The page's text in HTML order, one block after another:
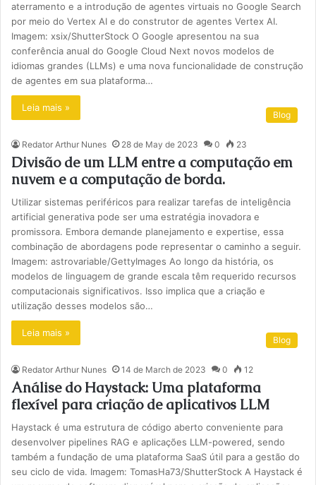
aterramento e a introdução de agentes virtuais no Google Search
por meio do Vertex AI e do construtor de agentes Vertex AI.
Imagem: xsix/ShutterStock O Google apresentou na sua
conferência anual do Google Cloud Next novos modelos de
idiomas grandes (LLMs) e uma nova funcionalidade de construção
de agentes em sua plataforma…
Leia mais »
Blog
Redator Arthur Nunes 28 de May de 2023 0 23
Divisão de um LLM entre a computação em
nuvem e a computação de borda.
Utilizar sistemas periféricos para realizar tarefas de inteligência
artificial generativa pode ser uma estratégia inovadora e
promissora. Embora demande planejamento e expertise, essa
combinação de abordagens pode representar o caminho a seguir.
Imagem: astrovariable/GettyImages Ao longo da história, os
modelos de linguagem de grande escala têm requerido recursos
computacionais significativos. Isso implica que a criação e
utilização desses modelos são…
Leia mais »
Blog
Redator Arthur Nunes 14 de March de 2023 0 12
Análise do Haystack: Uma plataforma
flexível para criação de aplicativos LLM
Haystack é uma estrutura de código aberto conveniente para
desenvolver pipelines RAG e aplicações LLM-powered, sendo
também a fundação de uma plataforma SaaS útil para a gestão do
seu ciclo de vida. Imagem: TomasHa73/ShutterStock A Haystack é